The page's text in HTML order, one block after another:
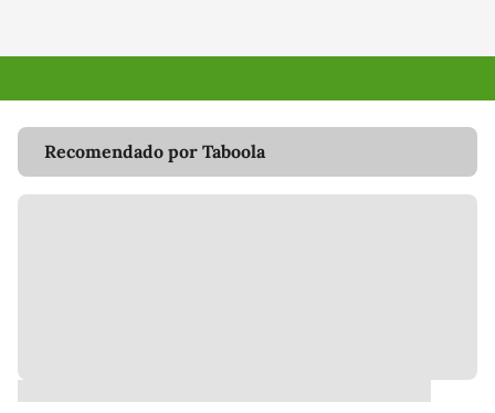
Recomendado por Taboola